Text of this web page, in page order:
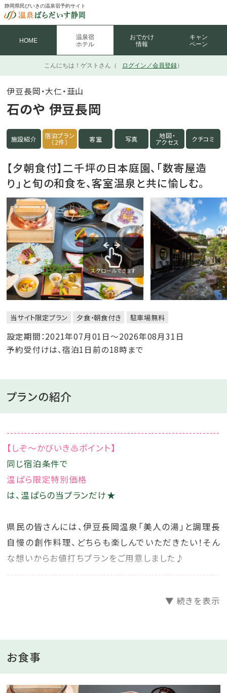
静岡県民びいきの温泉宿予約サイト
HOME
温泉宿
ホテル
おでかけ
情報
キャン
ペーン
こんにちは！ ゲストさん（ ログイン／会員登録）
伊豆長岡・大仁・韮山
石のや 伊豆長岡
施設紹介 宿泊プラン
（2件） 客室 写真 地図・
アクセス クチコミ
【夕朝食付】二千坪の日本庭園、「数寄屋造
り」と旬の和食を、客室温泉と共に愉しむ。
スクロールできます
当サイト限定プラン 夕食・朝食付き 駐車場無料
設定期間：2021年07月01日～2026年08月31日
予約受付けは、宿泊1日前の18時まで
プランの紹介
--------------------------------------------------------------
【しぞ～かびいき♨ポイント】
同じ宿泊条件で
温ぱら限定特別価格
は、温ぱらの当プランだけ★
県民の皆さんには、伊豆長岡温泉「美人の湯」と調理長
自慢の創作料理、どちらも楽しんでいただきたい！そん
な想いからお値打ちプランをご用意しました♪
--------------------------------------------------------------
する二千坪の日本庭園。
すべての部屋でお楽しみ頂ける、伊豆長岡温泉「美人の
けではなく客室の浴室でも温泉を楽しんでいただくこと
▼ 続きを表示
お食事